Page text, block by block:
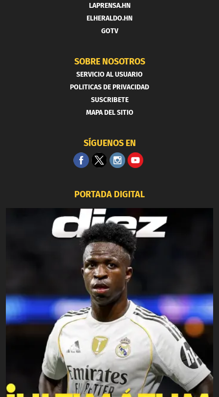
LAPRENSA.HN
ELHERALDO.HN
GOTV
SOBRE NOSOTROS
SERVICIO AL USUARIO
POLITICAS DE PRIVACIDAD
SUSCRIBETE
MAPA DEL SITIO
SÍGUENOS EN
PORTADA DIGITAL